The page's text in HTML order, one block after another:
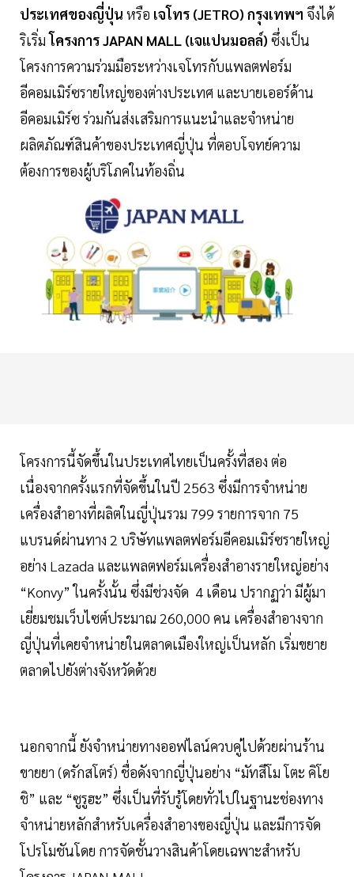
ประเทศของญี่ปุ่น หรือ เจโทร (JETRO) กรุงเทพฯ จึงได้
ริเริ่มโครงการ JAPAN MALL (เจแปนมอลล์) ซึ่งเป็น
โครงการความร่วมมือระหว่างเจโทรกับแพลตฟอร์ม
อีคอมเมิร์ซรายใหญ่ของต่างประเทศ และบายเออร์ด้าน
อีคอมเมิร์ซ ร่วมกันส่งเสริมการแนะนำและจำหน่าย
ผลิตภัณฑ์สินค้าของประเทศญี่ปุ่น ที่ตอบโจทย์ความ
ต้องการของผู้บริโภคในท้องถิ่น
โครงการนี้จัดขึ้นในประเทศไทยเป็นครั้งที่สอง ต่อ
เนื่องจากครั้งแรกที่จัดขึ้นในปี 2563 ซึ่งมีการจำหน่าย
เครื่องสำอางที่ผลิตในญี่ปุ่นรวม 799 รายการจาก 75
แบรนด์ผ่านทาง 2 บริษัทแพลตฟอร์มอีคอมเมิร์ซรายใหญ่
อย่าง Lazada และแพลตฟอร์มเครื่องสำอางรายใหญ่อย่าง
“Konvy” ในครั้งนั้น ซึ่งมีช่วงจัด 4 เดือน ปรากฏว่า มีผู้มา
เยี่ยมชมเว็บไซต์ประมาณ 260,000 คน เครื่องสำอางจาก
ญี่ปุ่นที่เคยจำหน่ายในตลาดเมืองใหญ่เป็นหลัก เริ่มขยาย
ตลาดไปยังต่างจังหวัดด้วย
นอกจากนี้ ยังจำหน่ายทางออฟไลน์ควบคู่ไปด้วยผ่านร้าน
ขายยา (ดรักสโตร์) ชื่อดังจากญี่ปุ่นอย่าง “มัทสึโม โตะ คิโย
ชิ” และ “ซูรูฮะ” ซึ่งเป็นที่รับรู้โดยทั่วไปในฐานะช่องทาง
จำหน่ายหลักสำหรับเครื่องสำอางของญี่ปุ่น และมีการจัด
โปรโมชันโดย การจัดชั้นวางสินค้าโดยเฉพาะสำหรับ